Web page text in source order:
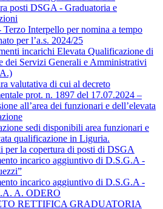
posti DSGA - Graduatoria e
Interpello per nomina a tempo
per l’a.s. 2024/25
incarichi Elevata Qualificazione di
dei Servizi Generali e Amministrativi
valutativa di cui al decreto
prot. n. 1897 del 17.07.2024 –
all’area dei funzionari e dell’elevata
sedi disponibili area funzionari e
qualificazione in Liguria.
per la copertura di posti di DSGA
incarico aggiuntivo di D.S.G.A -
incarico aggiuntivo di D.S.G.A -
A. ODERO
RETTIFICA GRADUATORIA